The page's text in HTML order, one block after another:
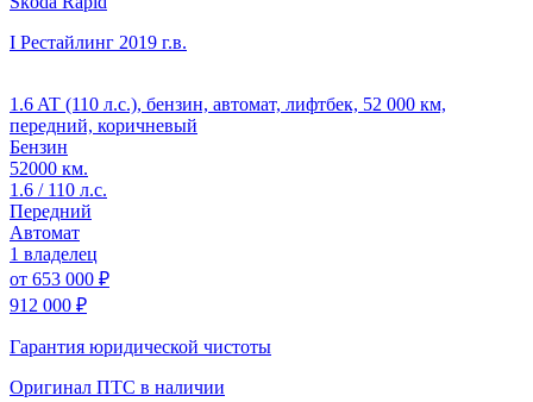
I Рестайлинг 2019 г.в.
1.6 AT (110 л.с.), бензин, автомат, лифтбек, 52 000 км,
передний, коричневый
Бензин
52000 км.
1.6 / 110 л.с.
Передний
Автомат
1 владелец
от 653 000 ₽
912 000 ₽
Гарантия юридической чистоты
Оригинал ПТС в наличии